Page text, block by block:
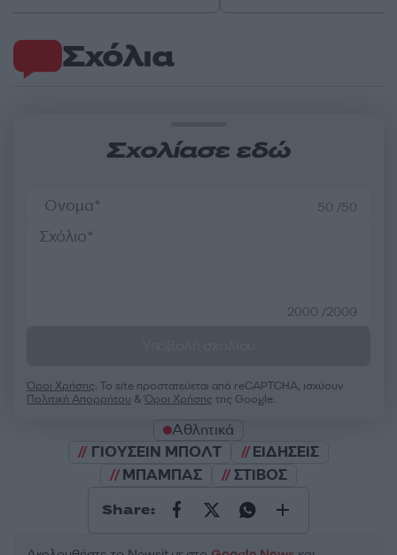
Σχόλια
Σχολίασε εδώ
50 /50
2000 /2000
Όροι Χρήσης. Το site προστατεύεται από reCAPTCHA, ισχύουν
Πολιτική Απορρήτου &Όροι Χρήσης της Google.
Αθλητικά
ΓΙΟΥΣΕΙΝ ΜΠΟΛΤ
ΕΙΔΗΣΕΙΣ
ΜΠΑΜΠΑΣ
ΣΤΙΒΟΣ
Share: